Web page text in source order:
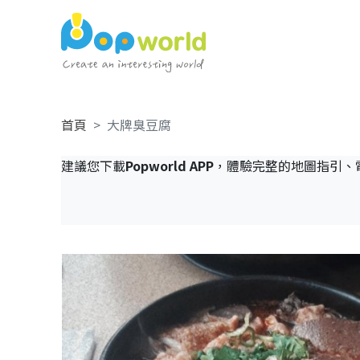
首頁 大牌臭豆腐
建議您下載Popworld APP，體驗完整的地圖指引